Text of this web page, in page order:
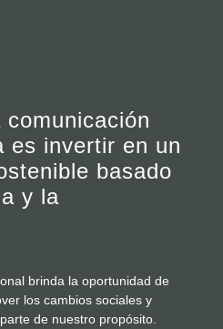
es invertir en un
basado
y la
brinda la oportunidad de
los cambios sociales y
de nuestro propósito.